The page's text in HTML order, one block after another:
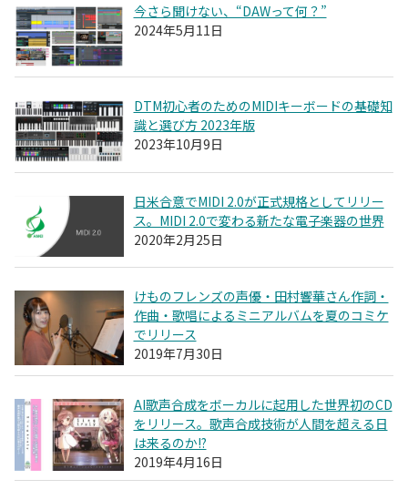
今さら聞けない、“DAWって何？”
2024年5月11日
DTM初心者のためのMIDIキーボードの基礎知
識と選び方 2023年版
2023年10月9日
日米合意でMIDI 2.0が正式規格としてリリー
ス。MIDI 2.0で変わる新たな電子楽器の世界
2020年2月25日
けものフレンズの声優・田村響華さん作詞・
作曲・歌唱によるミニアルバムを夏のコミケ
でリリース
2019年7月30日
AI歌声合成をボーカルに起用した世界初のCD
をリリース。歌声合成技術が人間を超える日
は来るのか!?
2019年4月16日